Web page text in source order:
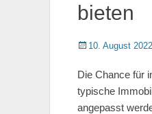
bieten
Gepostet
10. August 2022
Die Chance für
typische
angepasst